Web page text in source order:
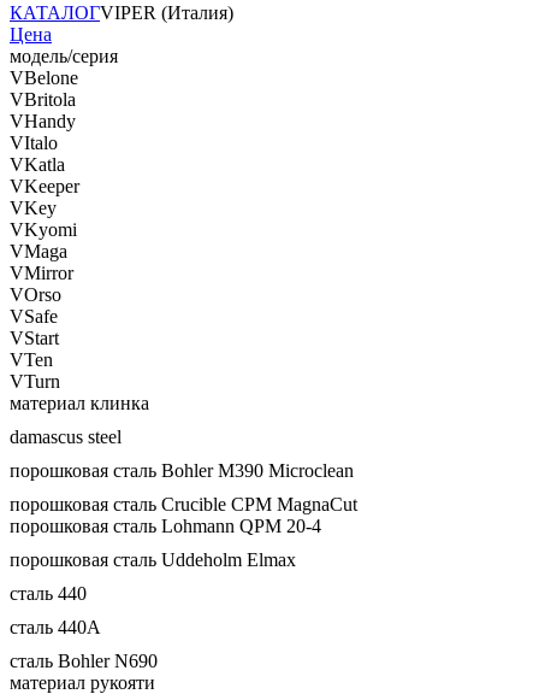
КАТАЛОГVIPER (Италия)
Цена
модель/серия
VBelone
VBritola
VHandy
VItalo
VKatla
VKeeper
VKey
VKyomi
VMaga
VMirror
VOrso
VSafe
VStart
VTen
VTurn
материал клинка
damascus steel
порошковая сталь Bohler M390 Microclean
порошковая сталь Crucible CPM MagnaCut
порошковая сталь Lohmann QPM 20-4
порошковая сталь Uddeholm Elmax
сталь 440
сталь 440A
сталь Bohler N690
материал рукояти